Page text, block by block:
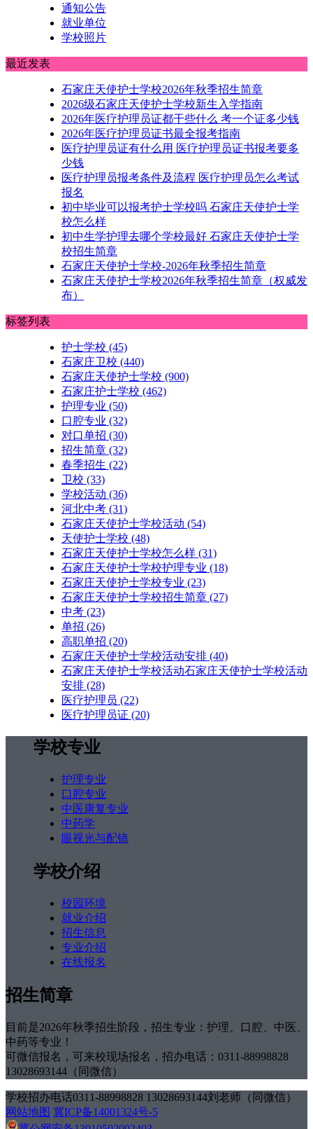
通知公告
就业单位
学校照片
最近发表
石家庄天使护士学校2026年秋季招生简章
2026级石家庄天使护士学校新生入学指南
2026年医疗护理员证都干些什么 考一个证多少钱
2026年医疗护理员证书最全报考指南
医疗护理员证有什么用 医疗护理员证书报考要多
少钱
医疗护理员报考条件及流程 医疗护理员怎么考试
报名
初中毕业可以报考护士学校吗 石家庄天使护士学
校怎么样
初中生学护理去哪个学校最好 石家庄天使护士学
校招生简章
石家庄天使护士学校-2026年秋季招生简章
石家庄天使护士学校2026年秋季招生简章（权威发
布）
标签列表
护士学校 (45)
石家庄卫校 (440)
石家庄天使护士学校 (900)
石家庄护士学校 (462)
护理专业 (50)
口腔专业 (32)
对口单招 (30)
招生简章 (32)
春季招生 (22)
卫校 (33)
学校活动 (36)
河北中考 (31)
石家庄天使护士学校活动 (54)
天使护士学校 (48)
石家庄天使护士学校怎么样 (31)
石家庄天使护士学校护理专业 (18)
石家庄天使护士学校专业 (23)
石家庄天使护士学校招生简章 (27)
中考 (23)
单招 (26)
高职单招 (20)
石家庄天使护士学校活动安排 (40)
石家庄天使护士学校活动石家庄天使护士学校活动
安排 (28)
医疗护理员 (22)
医疗护理员证 (20)
学校专业
护理专业
口腔专业
中医康复专业
中药学
眼视光与配镜
学校介绍
校园环境
就业介绍
招生信息
专业介绍
在线报名
招生简章
目前是2026年秋季招生阶段，招生专业：护理、口腔、中医、
中药等专业！
可微信报名，可来校现场报名，招办电话：0311-88998828
13028693144（同微信）
学校招办电话0311-88998828 13028693144刘老师（同微信）
网站地图 冀ICP备14001324号-5